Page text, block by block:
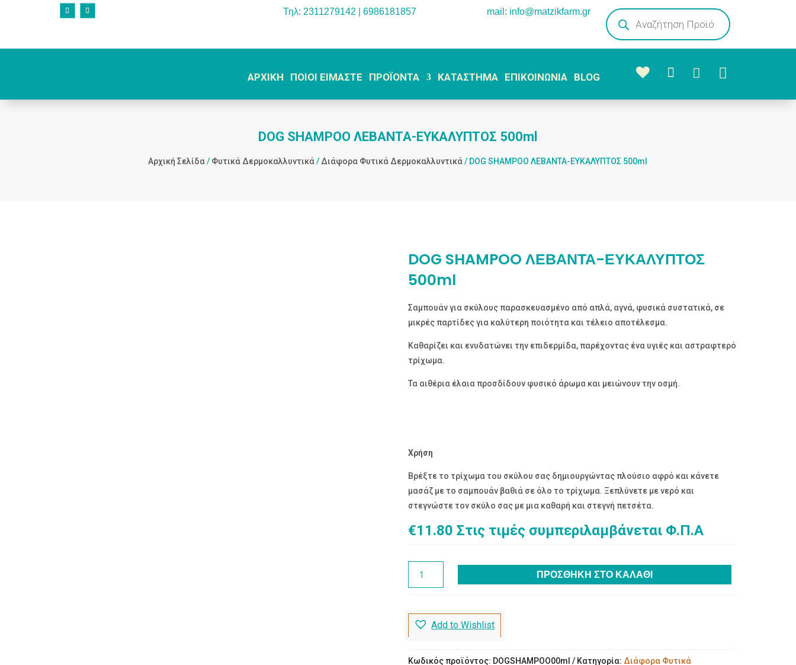
Τηλ: 2311279142 | 6986181857 mail: info@matzikfarm.gr
Products
search
ΑΡΧΙΚΗ ΠΟΙΟΙ ΕΙΜΑΣΤΕ ΠΡΟΪΟΝΤΑ ΚΑΤΑΣΤΗΜΑ ΕΠΙΚΟΙΝΩΝΙΑ BLOG   
DOG SHAMPOO ΛΕΒΑΝΤΑ-ΕΥΚΑΛΥΠΤΟΣ 500ml
Αρχική Σελίδα/ Φυτικά Δερμοκαλλυντικά/ Διάφορα Φυτικά Δερμοκαλλυντικά/ DOG SHAMPOO ΛΕΒΑΝΤΑ-ΕΥΚΑΛΥΠΤΟΣ 500ml
DOG SHAMPOO ΛΕΒΑΝΤΑ-ΕΥΚΑΛΥΠΤΟΣ
500ml
Σαμπουάν για σκύλους παρασκευασμένο από απλά, αγνά, φυσικά συστατικά, σε
μικρές παρτίδες για καλύτερη ποιότητα και τέλειο αποτέλεσμα.
Καθαρίζει και ενυδατώνει την επιδερμίδα, παρέχοντας ένα υγιές και αστραφτερό
τρίχωμα.
Τα αιθέρια έλαια προσδίδουν φυσικό άρωμα και μειώνουν την οσμή.
Χρήση
Βρέξτε το τρίχωμα του σκύλου σας δημιουργώντας πλούσιο αφρό και κάνετε
μασάζ με το σαμπουάν βαθιά σε όλο το τρίχωμα. Ξεπλύνετε με νερό και
στεγνώστε τον σκύλο σας με μια καθαρή και στεγνή πετσέτα.
€11.80 Στις τιμές συμπεριλαμβάνεται Φ.Π.Α
ΕΥΚΑΛΥΠΤΟΣ
500ml
ΠΡΟΣΘΉΚΗ ΣΤΟ ΚΑΛΆΘΙ
Add to Wishlist
Κωδικός προϊόντος: DOGSHAMPOO00ml Κατηγορία:Διάφορα Φυτικά